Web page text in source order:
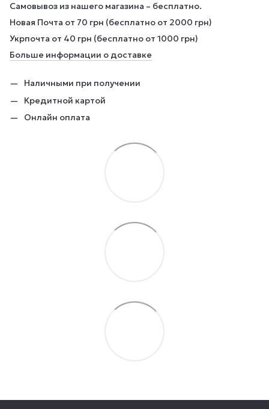
Самовывоз из нашего магазина – бесплатно.
Новая Почта от 70 грн (бесплатно от 2000 грн)
Укрпочта от 40 грн (бесплатно от 1000 грн)
Больше информации о доставке
Наличными при получении
Кредитной картой
Онлайн оплата